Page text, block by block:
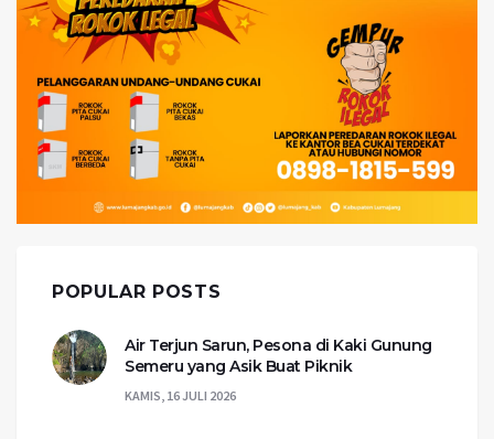
POPULAR POSTS
Air Terjun Sarun, Pesona di Kaki Gunung
Semeru yang Asik Buat Piknik
KAMIS, 16 JULI 2026